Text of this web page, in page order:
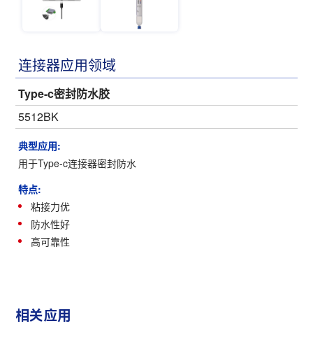
连接器应用领域
Type-c密封防水胶
5512BK
典型应用:
用于Type-c连接器密封防水
特点:
粘接力优
防水性好
高可靠性
相关应用